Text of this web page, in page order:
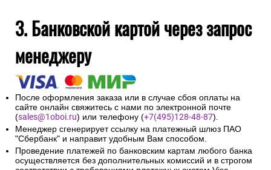
3. Банковской картой через запрос
менеджеру
После оформления заказа или в случае сбоя оплаты на
сайте онлайн свяжитесь с нами по электронной почте
(sales@1oboi.ru) или телефону (+7(495)128-48-87).
Менеджер сгенерирует ссылку на платежный шлюз ПАО
"Сбербанк" и направит удобным Вам способом.
Проведение платежей по банковским картам любого банка
осуществляется без дополнительных комиссий и в строгом